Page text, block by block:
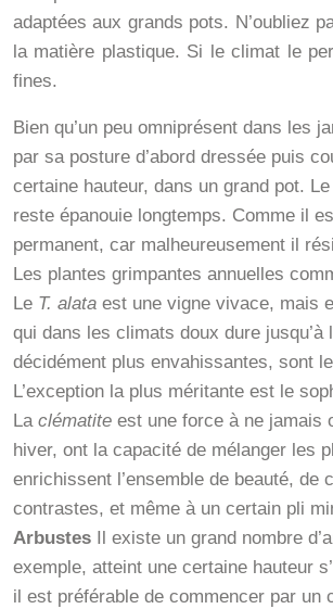
adaptées aux grands pots. N’oubliez
la matière plastique. Si le climat le
fines.
Bien qu’un peu omniprésent dans les
par sa posture d’abord dressée puis
certaine hauteur, dans un grand pot. Le
reste épanouie longtemps. Comme il
permanent, car malheureusement il
Les plantes grimpantes annuelles
Le T. alata est une vigne vivace, mais
qui dans les climats doux dure jusqu’à
décidément plus envahissantes, sont
L’exception la plus méritante est le
La clématite est une force à ne jamais
hiver, ont la capacité de mélanger les
enrichissent l’ensemble de beauté, de
contrastes, et même à un certain pli
Arbustes Il existe un grand nombre
exemple, atteint une certaine hauteur
il est préférable de commencer par un